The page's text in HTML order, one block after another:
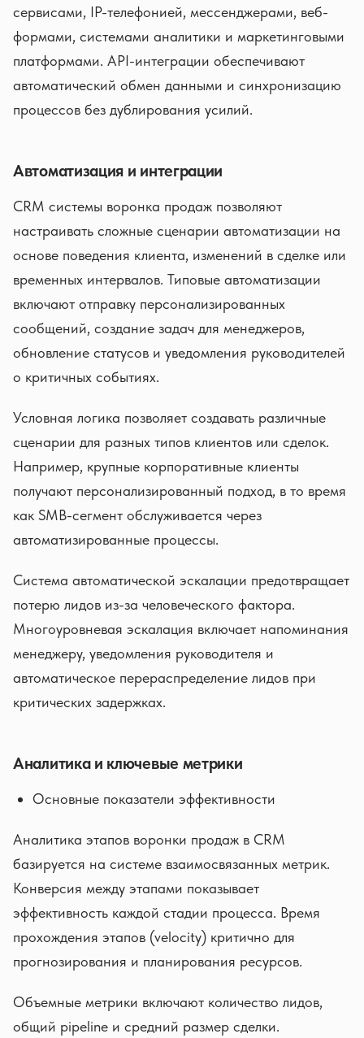
сервисами, IP-телефонией, мессенджерами, веб-
формами, системами аналитики и маркетинговыми
платформами. API-интеграции обеспечивают
автоматический обмен данными и синхронизацию
процессов без дублирования усилий.
Автоматизация и интеграции
CRM системы воронка продаж позволяют
настраивать сложные сценарии автоматизации на
основе поведения клиента, изменений в сделке или
временных интервалов. Типовые автоматизации
включают отправку персонализированных
сообщений, создание задач для менеджеров,
обновление статусов и уведомления руководителей
о критичных событиях.
Условная логика позволяет создавать различные
сценарии для разных типов клиентов или сделок.
Например, крупные корпоративные клиенты
получают персонализированный подход, в то время
как SMB-сегмент обслуживается через
автоматизированные процессы.
Система автоматической эскалации предотвращает
потерю лидов из-за человеческого фактора.
Многоуровневая эскалация включает напоминания
менеджеру, уведомления руководителя и
автоматическое перераспределение лидов при
критических задержках.
Аналитика и ключевые метрики
Основные показатели эффективности
Аналитика этапов воронки продаж в CRM
базируется на системе взаимосвязанных метрик.
Конверсия между этапами показывает
эффективность каждой стадии процесса. Время
прохождения этапов (velocity) критично для
прогнозирования и планирования ресурсов.
Объемные метрики включают количество лидов,
общий pipeline и средний размер сделки.